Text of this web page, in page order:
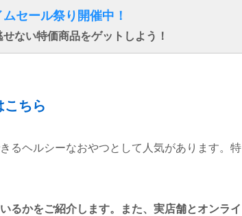
セール祭り開催中！
ない特価商品をゲットしよう！
こちら
るヘルシーなおやつとして人気があります。特
るかをご紹介します。また、実店舗とオンライ